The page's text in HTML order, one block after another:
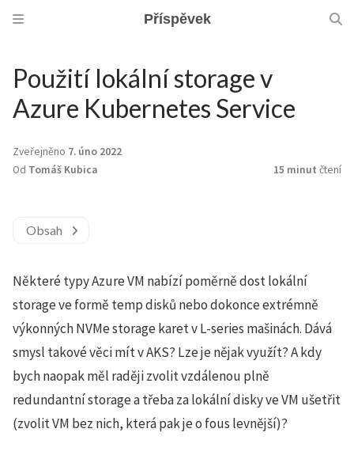
Příspěvek
Použití lokální storage v
Azure Kubernetes Service
Zveřejněno 7. úno 2022
Od Tomáš Kubica 15 minut čtení
Obsah
Některé typy Azure VM nabízí poměrně dost lokální
storage ve formě temp disků nebo dokonce extrémně
výkonných NVMe storage karet v L-series mašinách. Dává
smysl takové věci mít v AKS? Lze je nějak využít? A kdy
bych naopak měl raději zvolit vzdálenou plně
redundantní storage a třeba za lokální disky ve VM ušetřit
(zvolit VM bez nich, která pak je o fous levnější)?